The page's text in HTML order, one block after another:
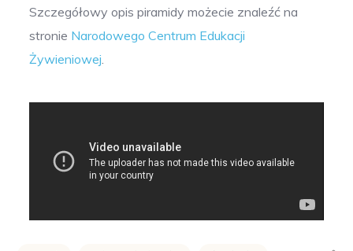
Szczegółowy opis piramidy możecie znaleźć na
stronie Narodowego Centrum Edukacji
Żywieniowej.